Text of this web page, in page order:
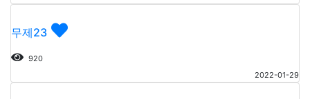
무제23
920
2022-01-29